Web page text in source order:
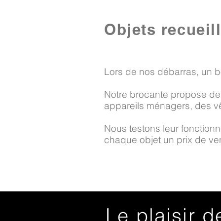
Objets
Lors de nos débarras, un
Notre brocante propose
appareils ménagers, des
Nous testons leur
chaque objet un prix de
Le plaisir